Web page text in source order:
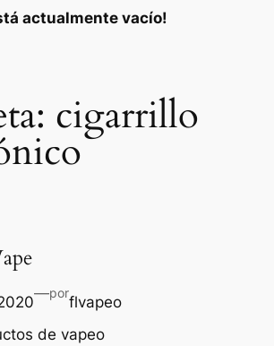
actualmente vacío!
cigarrillo
—por
flvapeo
de vapeo